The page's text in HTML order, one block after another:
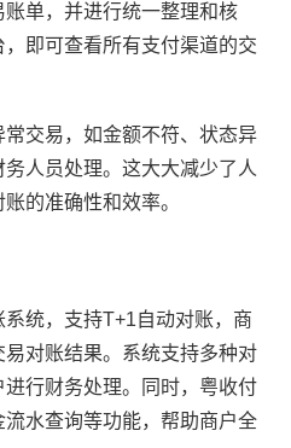
单，并进行统一整理和核
即可查看所有支付渠道的交
交易，如金额不符、状态异
人员处理。这大大减少了人
的准确性和效率。
统，支持T+1自动对账，商
对账结果。系统支持多种对
行财务处理。同时，粤收付
水查询等功能，帮助商户全